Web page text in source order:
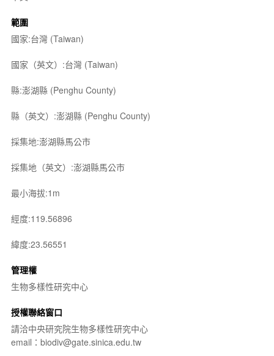
範圍
國家:台灣 (Taiwan)
國家（英文）:台灣 (Taiwan)
縣:澎湖縣 (Penghu County)
縣（英文）:澎湖縣 (Penghu County)
採集地:澎湖縣馬公市
採集地（英文）:澎湖縣馬公市
最小海拔:1m
經度:119.56896
緯度:23.56551
管理權
生物多樣性研究中心
授權聯絡窗口
請洽中央研究院生物多樣性研究中心
email：biodiv@gate.sinica.edu.tw